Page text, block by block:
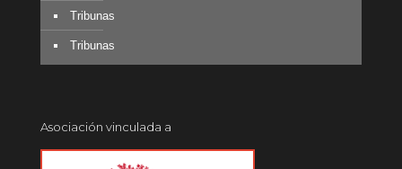
Tribunas
Tribunas
Asociación vinculada a